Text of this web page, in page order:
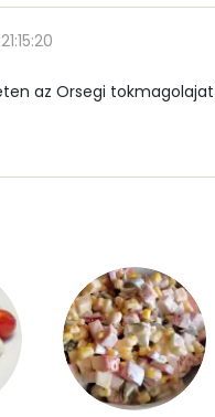
az Orsegi